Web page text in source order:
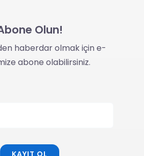
Olun!
haberdar olmak için e-
abone olabilirsiniz.
KAYIT OL